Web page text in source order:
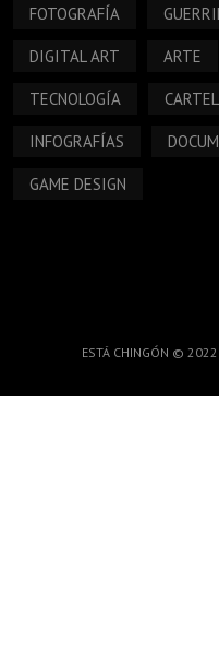
FOTOGRAFÍA
DIGITAL ART ARTE
TECNOLOGÍA
INFOGRAFÍAS
GAME DESIGN
ESTÁ CHINGÓN ©